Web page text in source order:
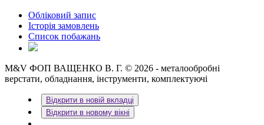
Обліковий запис
Історія замовлень
Список побажань
M&V ФОП ВАЩЕНКО В. Г. © 2026 - металообробні
верстати, обладнання, інструменти, комплектуючі
Відкрити в новій вкладці
Відкрити в новому вікні